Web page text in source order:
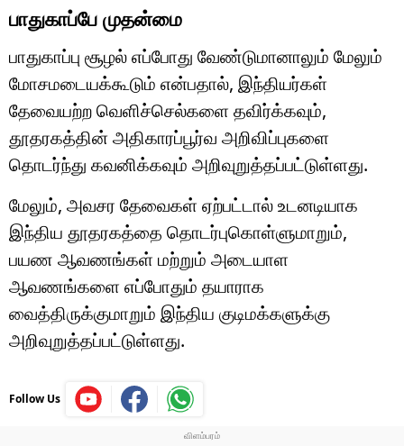
பாதுகாப்பே முதன்மை
பாதுகாப்பு சூழல் எப்போது வேண்டுமானாலும் மேலும்
மோசமடையக்கூடும் என்பதால், இந்தியர்கள்
தேவையற்ற வெளிச்செல்களை தவிர்க்கவும்,
தூதரகத்தின் அதிகாரப்பூர்வ அறிவிப்புகளை
தொடர்ந்து கவனிக்கவும் அறிவுறுத்தப்பட்டுள்ளது.
மேலும், அவசர தேவைகள் ஏற்பட்டால் உடனடியாக
இந்திய தூதரகத்தை தொடர்புகொள்ளுமாறும்,
பயண ஆவணங்கள் மற்றும் அடையாள
ஆவணங்களை எப்போதும் தயாராக
வைத்திருக்குமாறும் இந்திய குடிமக்களுக்கு
அறிவுறுத்தப்பட்டுள்ளது.
Follow Us